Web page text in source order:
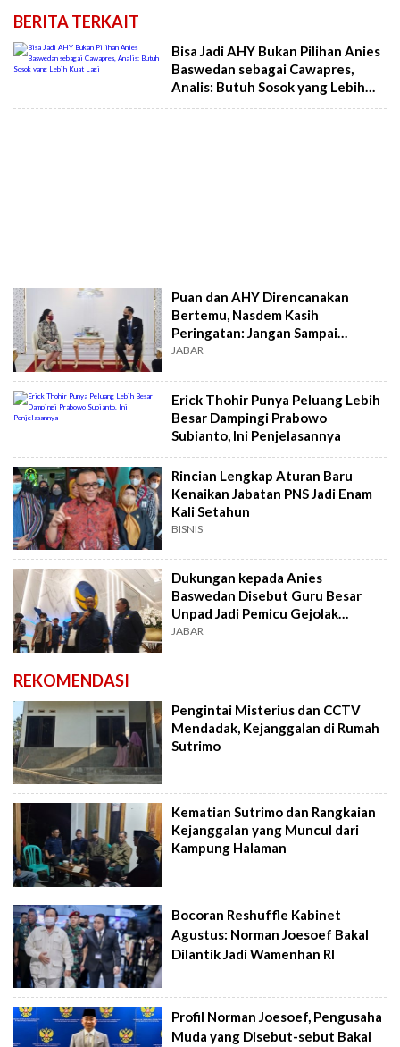
BERITA TERKAIT
Bisa Jadi AHY Bukan Pilihan Anies
Baswedan sebagai Cawapres,
Analis: Butuh Sosok yang Lebih
Kuat Lagi
Puan dan AHY Direncanakan
Bertemu, Nasdem Kasih
Peringatan: Jangan Sampai
Ganggu Koalisi!
JABAR
Erick Thohir Punya Peluang Lebih
Besar Dampingi Prabowo
Subianto, Ini Penjelasannya
Rincian Lengkap Aturan Baru
Kenaikan Jabatan PNS Jadi Enam
Kali Setahun
BISNIS
Dukungan kepada Anies
Baswedan Disebut Guru Besar
Unpad Jadi Pemicu Gejolak
Nasdem Indramayu
JABAR
REKOMENDASI
Pengintai Misterius dan CCTV
Mendadak, Kejanggalan di Rumah
Sutrimo
Kematian Sutrimo dan Rangkaian
Kejanggalan yang Muncul dari
Kampung Halaman
Bocoran Reshuffle Kabinet
Agustus: Norman Joesoef Bakal
Dilantik Jadi Wamenhan RI
Profil Norman Joesoef, Pengusaha
Muda yang Disebut-sebut Bakal